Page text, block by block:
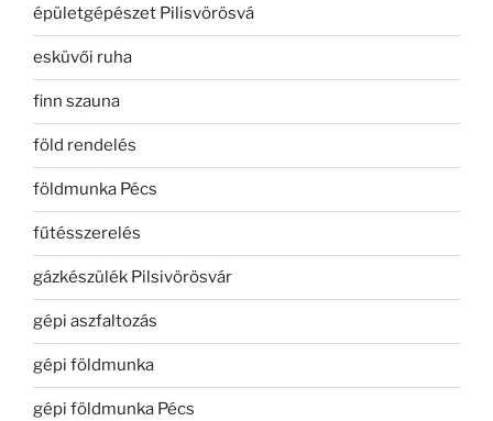
épületgépészet Pilisvörösvá
esküvői ruha
finn szauna
föld rendelés
földmunka Pécs
fűtésszerelés
gázkészülék Pilsivörösvár
gépi aszfaltozás
gépi földmunka
gépi földmunka Pécs